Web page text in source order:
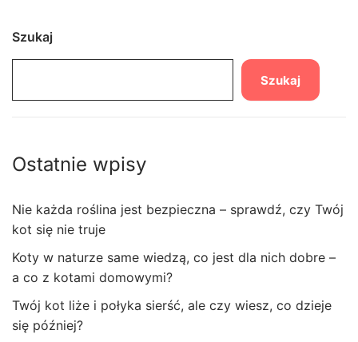
Szukaj
Szukaj
Ostatnie wpisy
Nie każda roślina jest bezpieczna – sprawdź, czy Twój
kot się nie truje
Koty w naturze same wiedzą, co jest dla nich dobre –
a co z kotami domowymi?
Twój kot liże i połyka sierść, ale czy wiesz, co dzieje
się później?